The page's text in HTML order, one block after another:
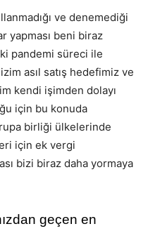
ve denemediği
yapması beni biraz
pandemi süreci ile
asıl satış hedefimiz ve
kendi işimden dolayı
için bu konuda
birliği ülkelerinde
için ek vergi
bizi biraz daha yormaya
geçen en